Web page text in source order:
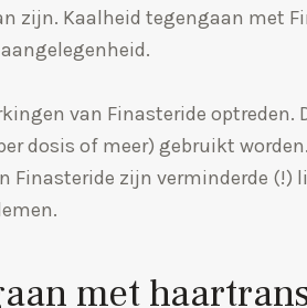
zijn. Kaalheid tegengaan met
van Finasteride optreden.
dosis of meer) gebruikt
Finasteride zijn verminderde (!)
met